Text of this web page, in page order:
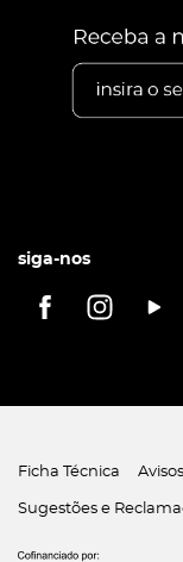
siga-nos
Ficha Técnica
Sugestões e